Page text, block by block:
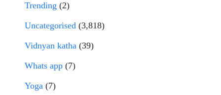
Trending (2)
Uncategorised (3,818)
Vidnyan katha (39)
Whats app (7)
Yoga (7)